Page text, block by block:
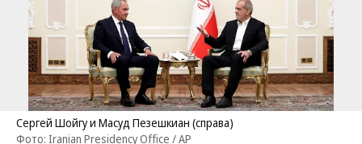
Сергей Шойгу и Масуд Пезешкиан (справа)
Фото: Iranian Presidency Office / AP